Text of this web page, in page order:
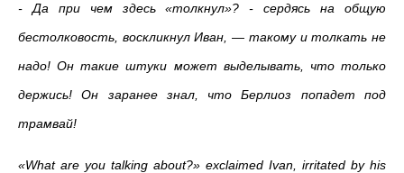
- Да при чем здесь «толкнул»? - сердясь на общую
бестолковость, воскликнул Иван,— такому и толкать не
надо! Он такие штуки может выделывать, что только
держись! Он заранее знал, что Берлиоз попадет под
трамвай!
«What are you talking about?» exclaimed Ivan, irritated by his